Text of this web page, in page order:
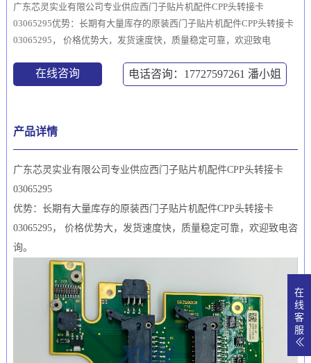
广东芯灵实业有限公司专业供应西门子贴片机配件CPP头转接卡
03065295优势：长期有大量库存的原装西门子贴片机配件CPP头转接卡
03065295， 价格优势大，发货速度快，质量稳定可靠，欢迎致电
在线咨询 电话咨询：17727597261 潘小姐
产品详情
广东芯灵实业有限公司专业供应西门子贴片机配件CPP头转接卡
03065295
优势：长期有大量库存的原装西门子贴片机配件CPP头转接卡
03065295， 价格优势大，发货速度快，质量稳定可靠，欢迎致电咨
询。
在
线
客
服